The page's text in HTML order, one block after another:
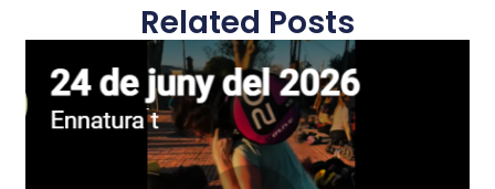
Related Posts